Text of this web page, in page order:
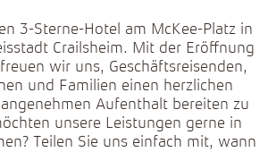
3-Sterne-Hotel am McKee-Platz in
Crailsheim. Mit der Eröffnung
wir uns, Geschäftsreisenden,
und Familien einen herzlichen
Aufenthalt bereiten zu
unsere Leistungen gerne in
Teilen Sie uns einfach mit, wann